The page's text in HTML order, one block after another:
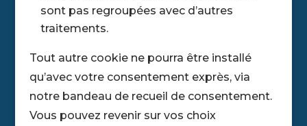
sont pas regroupées avec d’autres
traitements.
Tout autre cookie ne pourra être installé
qu’avec votre consentement exprès, via
notre bandeau de recueil de consentement.
Vous pouvez revenir sur vos choix